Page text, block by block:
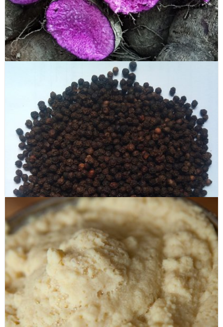
Bột hạt sen (Lotus seed powder)
Bột Khoai mỡ (Purple Yam powder)
Tiêu (Pepper)